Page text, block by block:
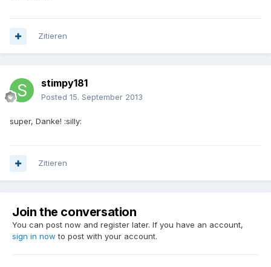
Zitieren
stimpy181
Posted 15. September 2013
super, Danke! :silly:
Zitieren
Join the conversation
You can post now and register later. If you have an account,
sign in now to post with your account.